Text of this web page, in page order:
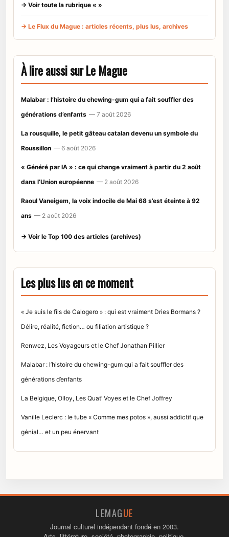
→ Voir toute la rubrique « »
→ Le Flux du Mague : articles récents, plus lus, archives
À lire aussi sur Le Mague
Malabar : l’histoire du chewing-gum qui a fait souffler des
générations d’enfants — 7 août 2026
La rousquille, le petit gâteau catalan devenu un symbole du
Roussillon — 6 août 2026
« Généré par IA » : ce qui change vraiment à partir du 2 août
dans l’Union européenne — 2 août 2026
Raoul Vaneigem, la voix indocile de Mai 68 s’est éteinte à 92
ans — 2 août 2026
→ Voir le Top 100 des articles (archives)
Les plus lus en ce moment
« Je suis le fils de Calogero » : qui est vraiment Dries Bormans ?
Délire, réalité, fiction… ou filiation artistique ?
Renwez, Les Voyageurs et le Chef Jonathan Pillier
Malabar : l’histoire du chewing-gum qui a fait souffler des
générations d’enfants
La Belgique, Olloy, Les Quat’ Voyes et le Chef Joffrey
Vanille Leclerc : le tube « Comme mes potos », aussi addictif que
génial… et un peu énervant
LEMAGUE
Journal culturel indépendant fondé en 2003.